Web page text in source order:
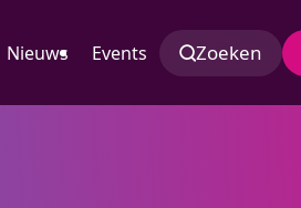
Nieuws Events Zoeken